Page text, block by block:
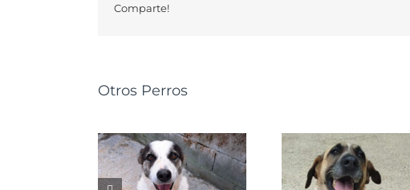
Comparte!
Otros Perros